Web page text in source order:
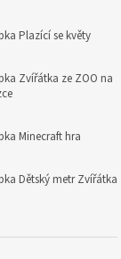
Plazící se květy
Zvířátka ze ZOO na
Minecraft hra
Dětský metr Zvířátka